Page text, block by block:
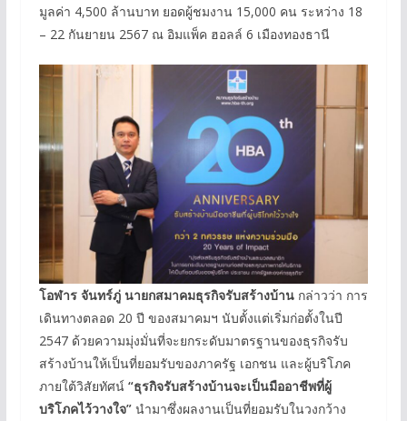
มูลค่า 4,500 ล้านบาท ยอดผู้ชมงาน 15,000 คน ระหว่าง 18
– 22 กันยายน 2567 ณ อิมแพ็ค ฮอลล์ 6 เมืองทองธานี
โอฬาร จันทร์ภู่ นายกสมาคมธุรกิจรับสร้างบ้านกล่าวว่า การ
เดินทางตลอด 20 ปี ของสมาคมฯ นับตั้งแต่เริ่มก่อตั้งในปี
2547 ด้วยความมุ่งมั่นที่จะยกระดับมาตรฐานของธุรกิจรับ
สร้างบ้านให้เป็นที่ยอมรับของภาครัฐ เอกชน และผู้บริโภค
ภายใต้วิสัยทัศน์ “ธุรกิจรับสร้างบ้านจะเป็นมืออาชีพที่ผู้
บริโภคไว้วางใจ”นำมาซึ่งผลงานเป็นที่ยอมรับในวงกว้าง